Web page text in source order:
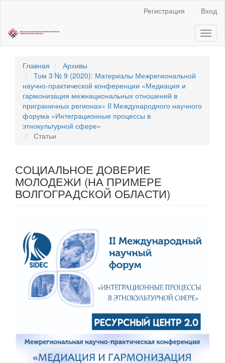
содержанию
страницы
навигация
Основное
содержание
Боковая
панель
Регистрация Вход
Главная
Архивы
Том 3 № 9 (2020): Материалы Межрегиональной
научно‐практической конференции «Медиация и
гармонизация межнациональных отношений в
приграничных регионах» II Международного научного
форума «Интеграционные процессы в
этнокультурной сфере»
Статьи
СОЦИАЛЬНОЕ ДОВЕРИЕ
МОЛОДЕЖИ (НА ПРИМЕРЕ
ВОЛГОГРАДСКОЙ ОБЛАСТИ)
боковой
панели